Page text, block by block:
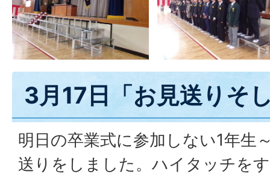
3月17日「お見送りそ
明日の卒業式に参加しない1年生
送りをしました。ハイタッチを